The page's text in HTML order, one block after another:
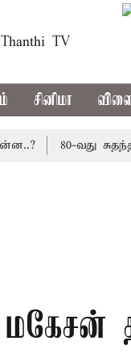
Thanthi TV
சினிமா
80-வது